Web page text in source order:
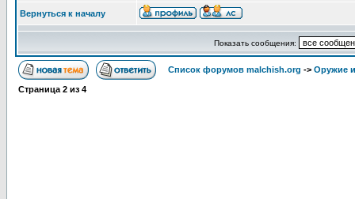
Вернуться к началу
Показать сообщения:
Список форумов malchish.org -> Оружие
Страница 2 из 4